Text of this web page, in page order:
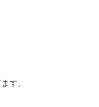
す。